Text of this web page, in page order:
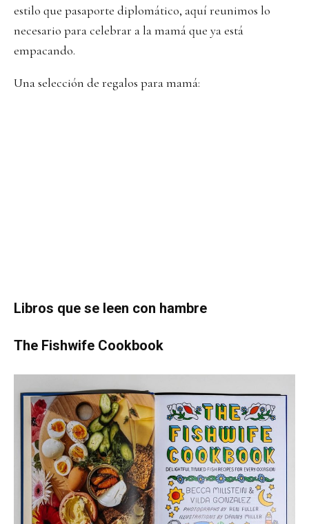
estilo que pasaporte diplomático, aquí reunimos lo
necesario para celebrar a la mamá que ya está
empacando.
Una selección de regalos para mamá:
Libros que se leen con hambre
The Fishwife Cookbook